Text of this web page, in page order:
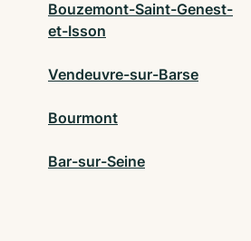
Bouzemont-Saint-Genest-
et-Isson
Vendeuvre-sur-Barse
Bourmont
Bar-sur-Seine